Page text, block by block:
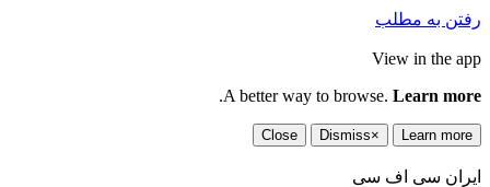
رفتن به مطلب
View in the app
A better way to browse. Learn more
.
Learn more
×
Dismiss
Close
ایران سی اف سی